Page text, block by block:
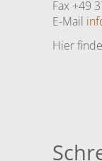
Fax +49
E-Mail
Hier